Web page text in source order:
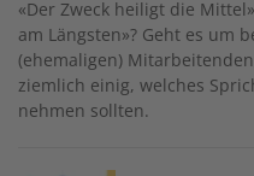
«Der Zweck heiligt die
am Längsten»? Geht es um
(ehemaligen)
ziemlich einig, welches
nehmen sollten.